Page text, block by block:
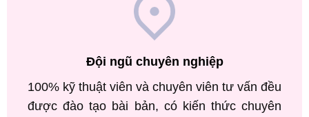
Đội ngũ chuyên nghiệp
100% kỹ thuật viên và chuyên viên tư vấn đều
được đào tạo bài bản, có kiến thức chuyên